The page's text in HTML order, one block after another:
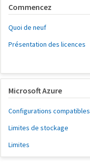
Commencez
Quoi de neuf
Présentation des licences
Microsoft Azure
Configurations compatibles
Limites de stockage
Limites